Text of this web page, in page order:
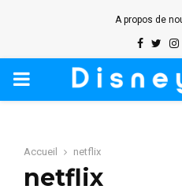
A propos de
PRIMARY
Accueil netflix
netflix